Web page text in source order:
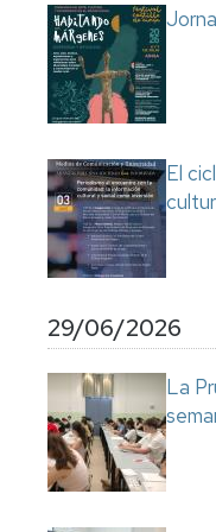
El
29/06/2026
La